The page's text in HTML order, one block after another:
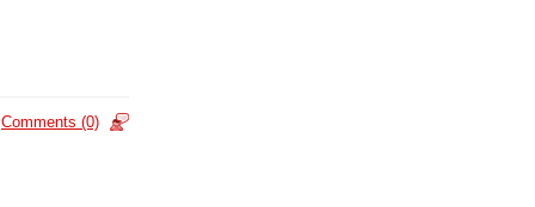
Comments (0)